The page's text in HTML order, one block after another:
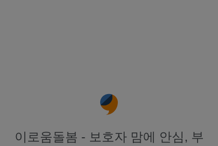
이로움돌봄 - 보호자 맘에 안심, 부